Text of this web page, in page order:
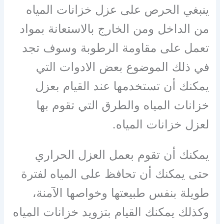
ينبغي الحرص على عزل خزانات المياه
من الداخل ومن الخارج بالاستعانة بمواد
تعمل على مقاومة الرطوبة وسوف تجد
في ذلك الموضوع بعض الادوات التي
يمكنك أن تستخدمها عند القيام بعزل
خزانات المياه والطرق التي تقوم بها
لعزل خزانات المياه.
يمكنك أن تقوم بعمل العزل الحراري
حتى يمكنك أن تحافظ على المياه لفترة
طويلة بنفس طبيعتها وخواصها الآمنة،
وكذلك يمكنك القيام بتزويد خزانات المياه